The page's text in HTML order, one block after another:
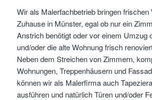
Wir als Malerfachbetrieb bringen frischen
Zuhause in Münster, egal ob nur ein
Anstrich benötigt oder vor einem Umzug
und/oder die alte Wohnung frisch
Neben dem Streichen von Zimmern,
Wohnungen, Treppenhäusern und
können wir als Malerfirma auch
ausführen und natürlich Türen und/oder